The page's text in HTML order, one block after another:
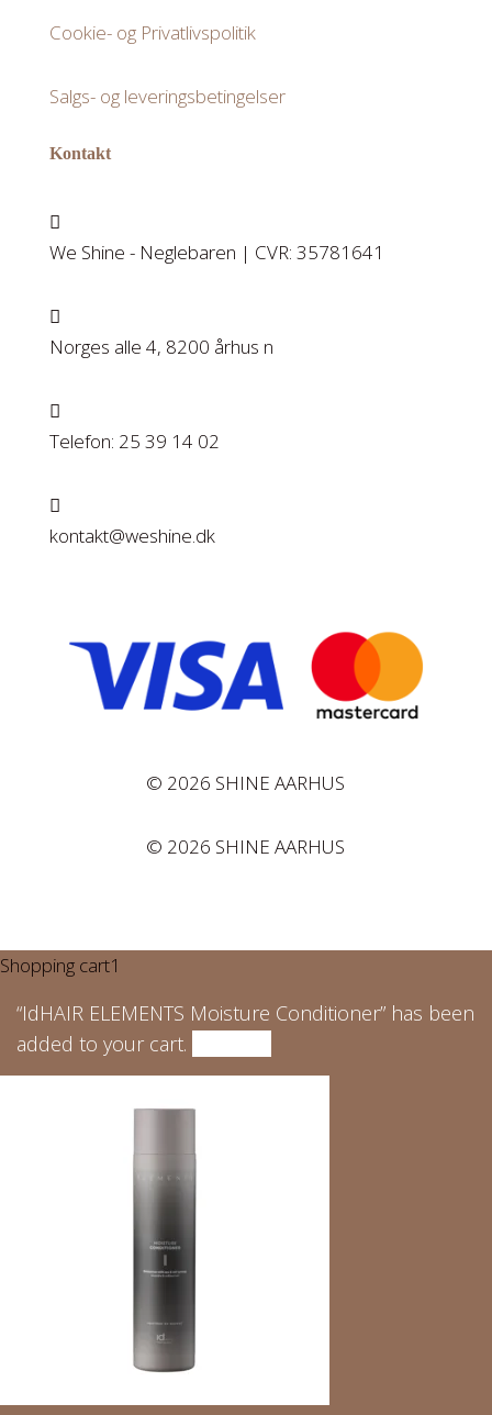
Cookie- og Privatlivspolitik
Salgs- og leveringsbetingelser
Kontakt

We Shine - Neglebaren | CVR: 35781641

Norges alle 4, 8200 århus n

Telefon: 25 39 14 02

kontakt@weshine.dk
© 2026 SHINE AARHUS
© 2026 SHINE AARHUS
Shopping cart1
“IdHAIR ELEMENTS Moisture Conditioner” has been
added to your cart.